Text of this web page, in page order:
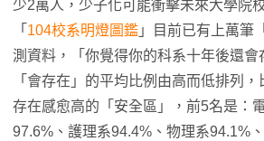
少2萬人，少子化可能衝擊未來大學院
「 104校系明燈圖鑑 」目前已有上萬筆
測資料，「你覺得你的科系十年後還會
「會存在」的平均比例由高而低排列
存在感愈高的「安全區」，前5名是：
97.6%、護理系94.4%、物理系94.1%